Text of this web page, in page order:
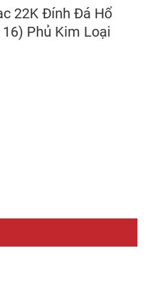
22K Đính Đá Hổ
Phủ Kim Loại